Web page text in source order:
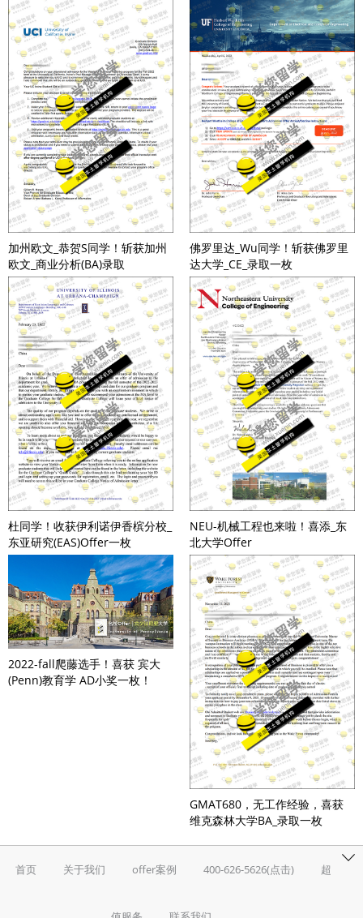
加州欧文_恭贺S同学！斩获加州
欧文_商业分析(BA)录取
杜同学！收获伊利诺伊香槟分校_
东亚研究(EAS)Offer一枚
2022-fall爬藤选手！喜获 宾大
(Penn)教育学 AD小奖一枚！
佛罗里达_Wu同学！斩获佛罗里
达大学_CE_录取一枚
NEU-机械工程也来啦！喜添_东
北大学Offer
GMAT680，无工作经验，喜获
维克森林大学BA_录取一枚
首页 关于我们 offer案例 400-626-5626(点击) 超